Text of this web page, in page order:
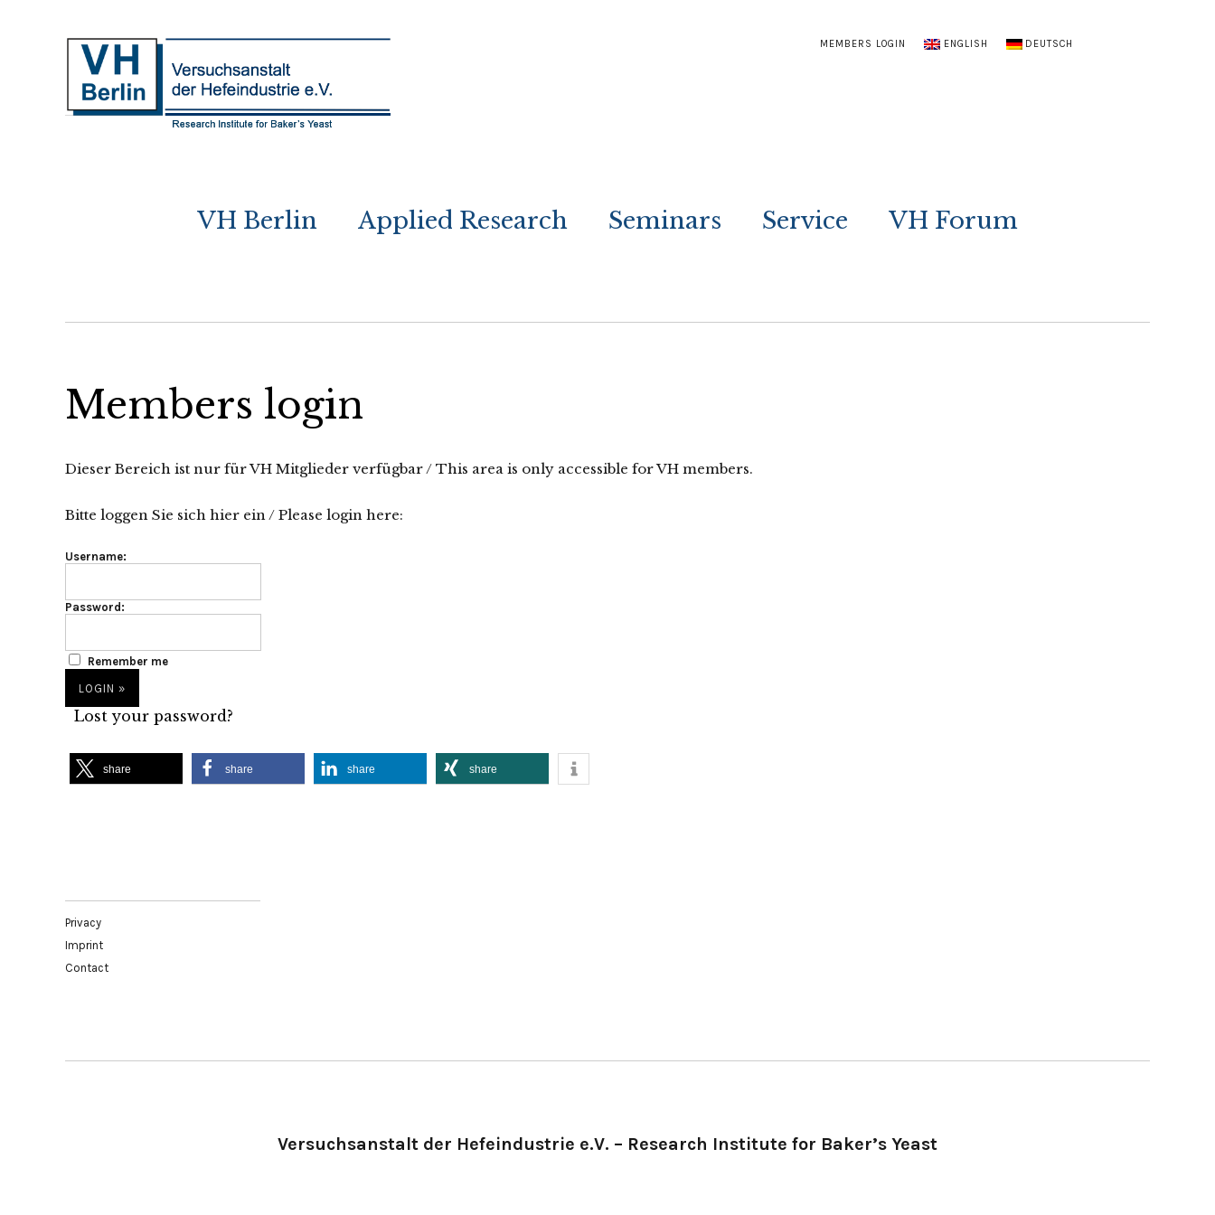
MEMBERS LOGIN ENGLISH DEUTSCH
VH Berlin Applied Research Seminars Service VH Forum
Members login
Dieser Bereich ist nur für VH Mitglieder verfügbar / This area is only accessible for VH members.
Bitte loggen Sie sich hier ein / Please login here:
Username:
Password:
Remember me
Lost your password?
share share share share
Privacy
Imprint
Contact
Versuchsanstalt der Hefeindustrie e.V. – Research Institute for Baker’s Yeast